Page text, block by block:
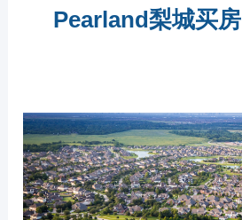
Pearland梨城买房
休
斯
顿
买
房
之
PEARLAND（梨
城）
介
绍